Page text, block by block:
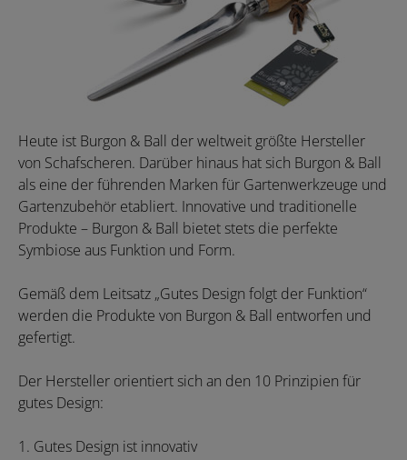
Heute ist Burgon & Ball der weltweit größte Hersteller
von Schafscheren. Darüber hinaus hat sich Burgon & Ball
als eine der führenden Marken für Gartenwerkzeuge und
Gartenzubehör etabliert. Innovative und traditionelle
Produkte – Burgon & Ball bietet stets die perfekte
Symbiose aus Funktion und Form.
Gemäß dem Leitsatz „Gutes Design folgt der Funktion“
werden die Produkte von Burgon & Ball entworfen und
gefertigt.
Der Hersteller orientiert sich an den 10 Prinzipien für
gutes Design:
1. Gutes Design ist innovativ